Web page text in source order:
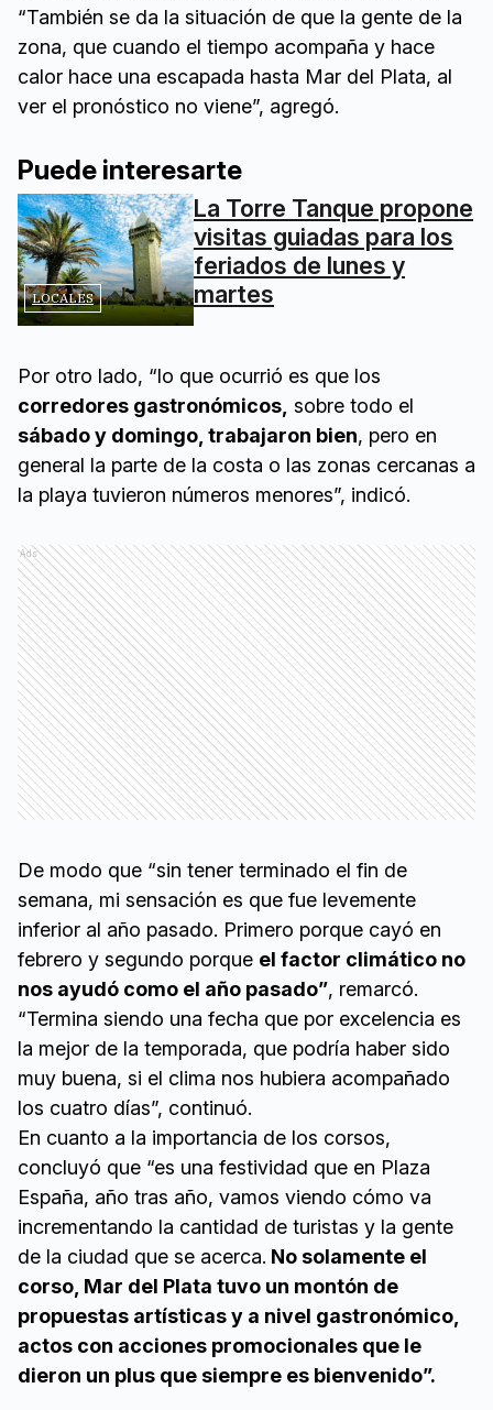
“También se da la situación de que la gente de la
zona, que cuando el tiempo acompaña y hace
calor hace una escapada hasta Mar del Plata, al
ver el pronóstico no viene”, agregó.
Puede interesarte
LOCALES
La Torre Tanque propone
visitas guiadas para los
feriados de lunes y
martes
Por otro lado, “lo que ocurrió es que los
corredores gastronómicos, sobre todo el
sábado y domingo, trabajaron bien, pero en
general la parte de la costa o las zonas cercanas a
la playa tuvieron números menores”, indicó.
Ads
De modo que “sin tener terminado el fin de
semana, mi sensación es que fue levemente
inferior al año pasado. Primero porque cayó en
febrero y segundo porque el factor climático no
nos ayudó como el año pasado”, remarcó.
“Termina siendo una fecha que por excelencia es
la mejor de la temporada, que podría haber sido
muy buena, si el clima nos hubiera acompañado
los cuatro días”, continuó.
En cuanto a la importancia de los corsos,
concluyó que “es una festividad que en Plaza
España, año tras año, vamos viendo cómo va
incrementando la cantidad de turistas y la gente
de la ciudad que se acerca. No solamente el
corso, Mar del Plata tuvo un montón de
propuestas artísticas y a nivel gastronómico,
actos con acciones promocionales que le
dieron un plus que siempre es bienvenido”.